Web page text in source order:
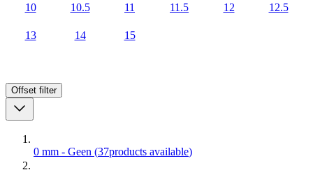
10 10.5 11 11.5 12 12.5
13 14 15
Offset filter
0 mm - Geen (37products available)